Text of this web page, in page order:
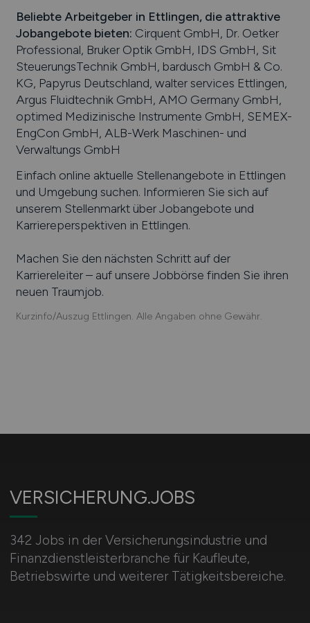
Beliebte Arbeitgeber in Ettlingen, die attraktive
Jobangebote bieten: Cirquent GmbH, Dr. Oetker
Professional, Bruker Optik GmbH, IDS GmbH, Sit
SteuerungsTechnik GmbH, bardusch GmbH & Co.
KG, Papyrus Deutschland, walter services Ettlingen,
Argus Fluidtechnik GmbH, AMO Germany GmbH,
optimed Medizinische Instrumente GmbH, SEMEX-
EngCon GmbH, ALB-Werk Maschinen- und
Verwaltungs GmbH
Einfach online aktuelle Stellenangebote in Ettlingen
und Umgebung suchen. Informieren Sie sich auf
unserem Stellenmarkt über Jobangebote und
Karriereperspektiven in Ettlingen.
Machen Sie den nächsten Schritt auf der
Karriereleiter – auf unsere Jobbörse finden Sie ihren
neuen Traumjob.
Kurzinfo/Auszug Ettlingen. Alle Angaben ohne Gewähr.
VERSICHERUNG.JOBS
342 Jobs in der Versicherungsindustrie und
Finanzdienstleisterbranche für Kaufleute,
Betriebswirte und weiterer Tätigkeitsbereiche.